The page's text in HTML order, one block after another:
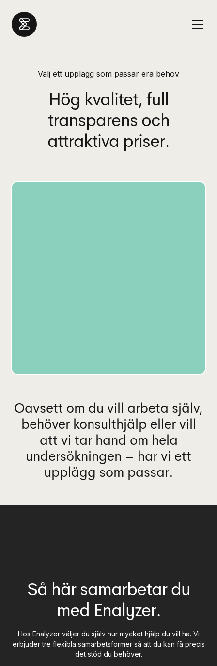
Välj ett upplägg som passar era behov
Hög kvalitet, full
transparens och
attraktiva priser.
Oavsett om du vill arbeta själv,
behöver konsulthjälp eller vill
att vi tar hand om hela
undersökningen – har vi ett
upplägg som passar.
Så här samarbetar du
med Enalyzer.
Hos Enalyzer väljer du själv hur mycket hjälp du vill ha. Vi
erbjuder tre flexibla samarbetsformer så att du kan få precis
det stöd du behöver.